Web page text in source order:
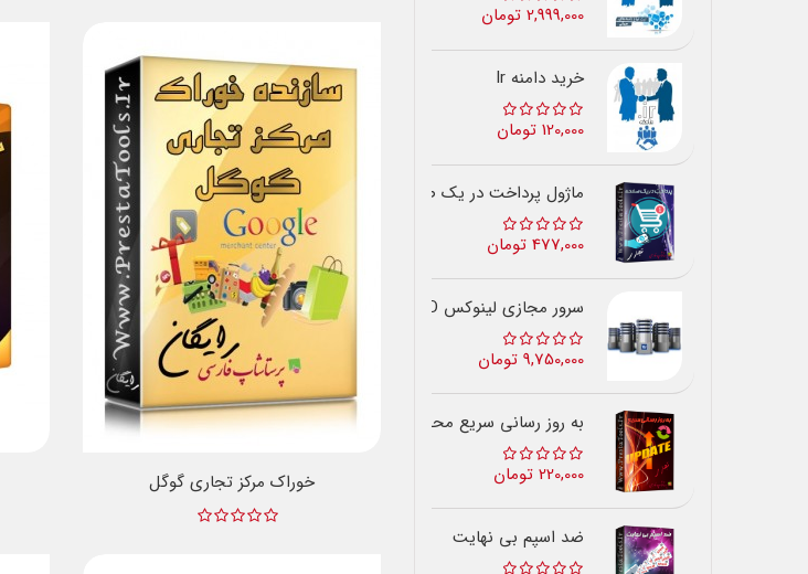
2,999,000 تومان
خرید دامنه Ir
120,000 تومان
ماژول پرداخت در یک صفحه
477,000 تومان
سرور مجازی لینوکس SSD ایران
9,750,000 تومان
به روز رسانی سریع محصولات
220,000 تومان
ضد اسپم بی نهایت
خوراک مرکز تجاری گوگل